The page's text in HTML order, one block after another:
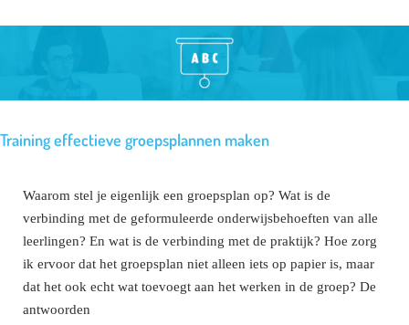
Training effectieve groepsplannen maken
Waarom stel je eigenlijk een groepsplan op? Wat is de
verbinding met de geformuleerde onderwijsbehoeften van alle
leerlingen? En wat is de verbinding met de praktijk? Hoe zorg
ik ervoor dat het groepsplan niet alleen iets op papier is, maar
dat het ook echt wat toevoegt aan het werken in de groep? De
antwoorden